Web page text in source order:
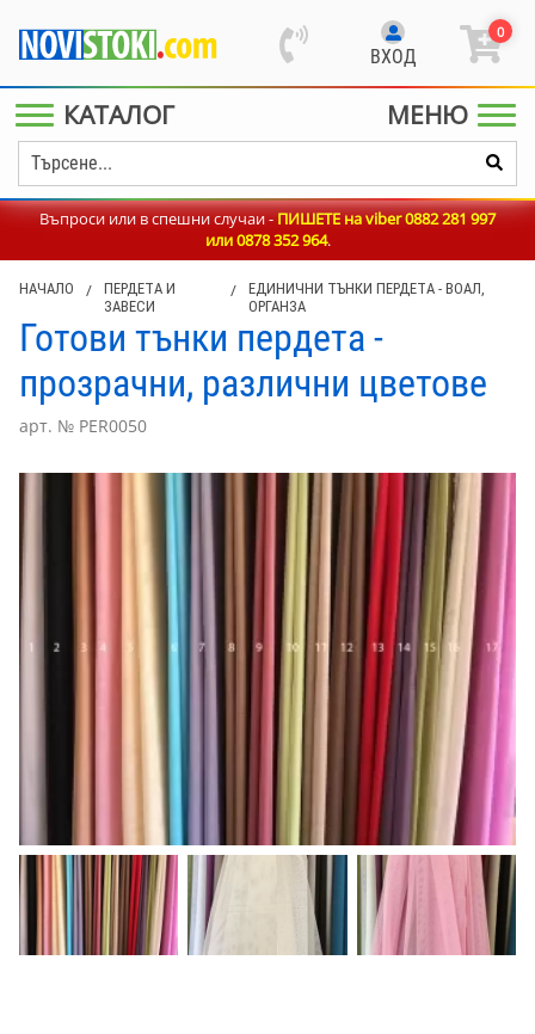
ВХОД
0
КАТАЛОГ МЕНЮ
Въпроси или в спешни случаи -ПИШЕТЕ на viber 0882 281 997
или0878 352 964.
НАЧАЛО /
ПЕРДЕТА И
ЗАВЕСИ
/
ЕДИНИЧНИ ТЪНКИ ПЕРДЕТА - ВОАЛ,
ОРГАНЗА
Готови тънки пердета -
прозрачни, различни цветове
арт. № PER0050